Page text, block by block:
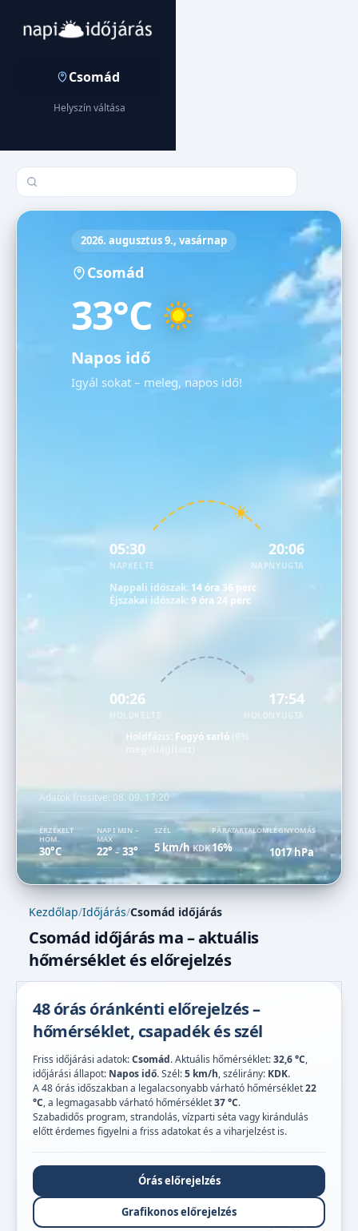
Csomád
Helyszín váltása
Település keresése
2026. augusztus 9., vasárnap
Csomád
33°C
Napos idő
Igyál sokat – meleg, napos idő!
05:30
NAPKELTE
20:06
NAPNYUGTA
Nappali időszak: 14 óra 36 perc
Éjszakai időszak:9 óra 24 perc
00:26 17:54
HOLDNYUGTA
Holdfázis: Fogyó sarló
Adatok frissítve: 08. 09. 17:20
ÉRZÉKELT
HŐM.
30°C
NAPI MIN –
MAX
22° –33°
SZÉL
5 km/hKDK
PÁRATARTALOM
16%
LÉGNYOMÁS
1017 hPa
Kezdőlap/Időjárás/Csomád időjárás
Csomád időjárás ma – aktuális
hőmérséklet és előrejelzés
48 órás óránkénti előrejelzés –
hőmérséklet, csapadék és szél
Friss időjárási adatok:Csomád. Aktuális hőmérséklet:32,6 °C,
időjárási állapot: Napos idő. Szél:5 km/h, szélirány: KDK.
A 48 órás időszakban a legalacsonyabb várható hőmérséklet22
°C, a legmagasabb várható hőmérséklet37 °C.
Szabadidős program, strandolás, vízparti séta vagy kirándulás
előtt érdemes figyelni a friss adatokat és a viharjelzést is.
Órás előrejelzés
Grafikonos előrejelzés